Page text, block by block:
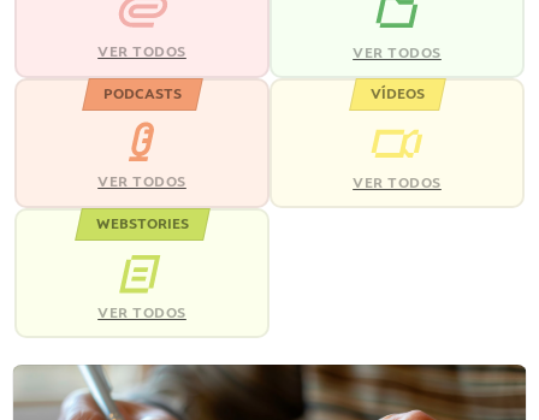
VER TODOS VER TODOS
PODCASTS
VER TODOS
VÍDEOS
VER TODOS
WEBSTORIES
VER TODOS